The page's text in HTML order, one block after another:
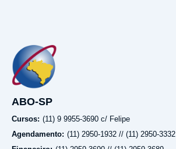
ABO-SP
Cursos: (11) 9 9955-3690 c/ Felipe
Agendamento: (11) 2950-1932 // (11) 2950-3332